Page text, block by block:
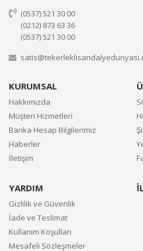
(0537) 521 30 00
(0212) 873 63 36
(0537) 521 30 00
KURUMSAL
Hakkımızda
Müşteri Hizmetleri
Banka Hesap Bilgilerimiz
Haberler
İletişim
YARDIM
Gizlilik ve Güvenlik
İade ve Teslimat
Kullanım Koşulları
Mesafeli Sözleşmeler